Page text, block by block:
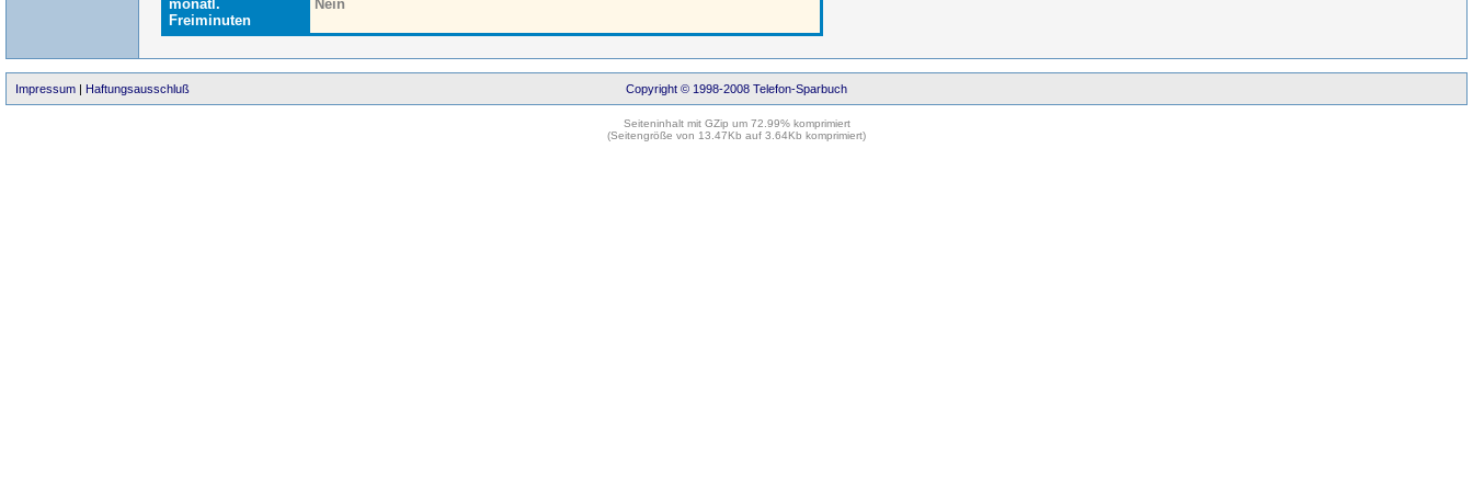
monatl.
Freiminuten
Nein
Impressum | Haftungsausschluß Copyright © 1998-2008 Telefon-Sparbuch
Seiteninhalt mit GZip um 72.99% komprimiert
(Seitengröße von 13.47Kb auf 3.64Kb komprimiert)